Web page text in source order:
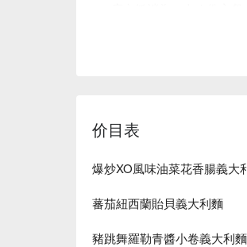
价目表
爆炒XO風味油菜花香腸義大
蕃茄紐西蘭貽貝義大利麵
豬跳舞羅勒青醬小卷義大利麵